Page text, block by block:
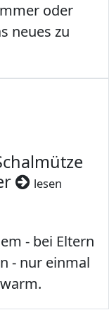
oder
neues zu
lesen
- bei Eltern
- nur einmal